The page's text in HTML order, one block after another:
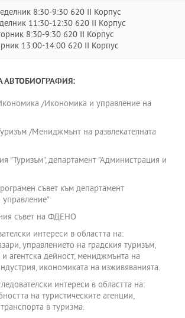
8:30-9:30 620 II Корпус
11:30-12:30 620 II Корпус
8:30-9:30 620 II Корпус
13:00-14:00 620 II Корпус
АВТОБИОГРАФИЯ:
/Икономика и управление на
/Мениджмънт на развлекателната
"Туризъм", департамент "Администрация и
съвет към департамент
съвет на ФДЕНО
интереси в областта на:
управлението на градския туризъм,
агентска дейност, мениджмънта на
икономиката на изживяванията.
интереси в областта на:
на туристическите агенции,
в туризма.